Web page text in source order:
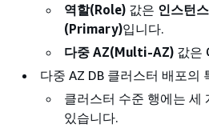
역할(Role) 값은 인스턴
(Primary)입니다.
다중 AZ(Multi-AZ) 값은
다중 AZ DB 클러스터 배포의
클러스터 수준 행에는 세
있습니다.